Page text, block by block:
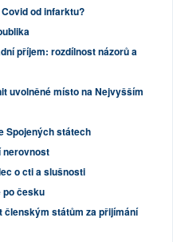
od infarktu?
příjem: rozdílnost názorů a
uvolněné místo na Nejvyšším
Spojených státech
nerovnost
o cti a slušnosti
po česku
členským státům za přijímání